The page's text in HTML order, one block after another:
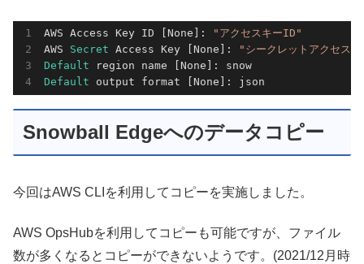
AWS Access Key ID [None]:
"アクセスキーID"
AWS Secret Access Key [None]:
"シークレットアクセス
Default
region name [None]: snow
Default
Snowball Edgeへのデータコピー
今回はAWS CLIを利用してコピーを実施しました。
AWS OpsHubを利用してコピーも可能ですが、ファイル
数が多くなるとコピーができないようです。(2021/12月時